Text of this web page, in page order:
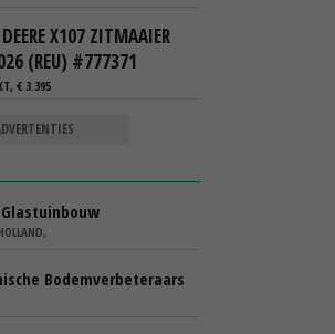
X107 ZITMAAIER
(REU) #777371
€ 3.395
Bodemverbeteraars